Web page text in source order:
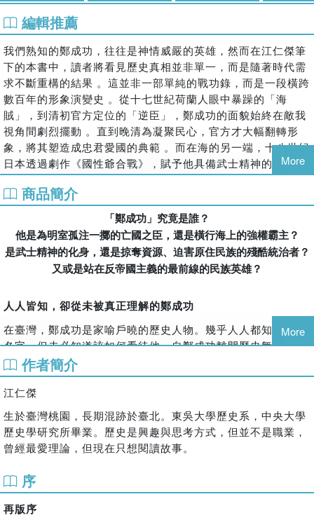
編輯推薦
我們熟知的鄭成功，往往是神情威嚴的英雄，然而在江仁傑筆
下的本書中，讀者將看見歷史真相並非單一，而是隨著時代需
求不斷重構的結果 。這並非一部單純的戰功錄，而是一段橫跨
數百年的形象演變史 。從十七世紀荷蘭人眼中暴躁的「海
賊」，到清初官方定位的「逆臣」，鄭成功的面貌始終在敵我
視角間劇烈擺動 。直到晚清為凝聚民心，官方才大幅翻轉形
象，將其塑造成忠君愛國的典範 。而在海的另一端，十八世紀
日本透過劇作《國性爺合戰》，賦予他具備武士精神的「和藤
內」形象，將其視為日本女性所生的英雄先鋒 。
進入戰後，鄭成功的符號價值更顯複雜，他既是國民政府「反
攻復國」的標籤，也是對岸反帝國主義的象徵 。本書細緻呈現
了這些權力操作下的投影，更納入現代原住民觀點，反思他在
掠奪資源過程中的暴力與剝削 。作者江仁傑以紮實史料與溫和
敘事，深入民間祭祀與地名傳說，看見國姓爺如何從凡人步入
度思索，邀請讀者重新尋找這座島嶼觀察世界的獨特視野 。
More
商品簡介
「鄭成功」究竟是誰？
他是為明室孤注一擲的亡國之臣，還是橫行海上的強權霸主？
是武士精神的化身，還是掠奪資源、迫害原住民族的殘酷統治者？
又或是站在反帝國主義的最前線的民族英雄？
人人皆知，卻從未被真正理解的鄭成功
在臺灣，鄭成功是家喻戶曉的歷史人物。幾乎人人都知道他的
名字，但未必知道該如何看待他。自鄭成功離開歷史舞臺以來
的數百年間，他的形象不斷被不同時代、不同政權與不同群體
重新詮釋，卻始終沒有一個答案。
從「海盜」到「忠臣」
在敵人眼中，鄭成功從來不是溫和的存在。荷蘭人將他描繪成
性情暴躁、難以溝通的海盜，甚至是血腥的異教徒獨裁者，這
樣的形象長期主導了西方世界對鄭成功的認知；清帝國早期雖
肯定其忠於明室的氣節，卻同時不斷強調其「海寇逆臣」身
分。
然而，到了牡丹社事件後，隨著外國勢力進逼臺灣，清廷為凝
More
作者簡介
江仁傑
生於臺灣桃園，長期混跡於臺北。東吳大學歷史系，中央大學
歷史學研究所畢業。歷史是興趣與思考方式，但並不是職業，
曾經最愛理論，但現在只想閱讀故事。
序
再版序